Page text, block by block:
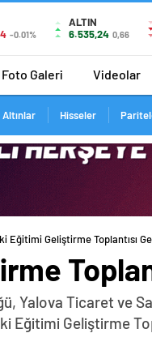
-0.01%
ALTIN
6.535,24 0,66
Foto Galeri Videolar
Altınlar Hisseler
Eğitimi Geliştirme Toplantısı
Yalova Ticaret ve
Eğitimi Geliştirme